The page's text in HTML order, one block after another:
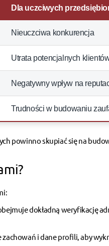
Dla uczciwych
Nieuczciwa konkurencja
Utrata potencjalnych
Negatywny wpływ na
Trudności w budowaniu
powinno skupiać się na
dokładną weryfikację
i dane profili, aby